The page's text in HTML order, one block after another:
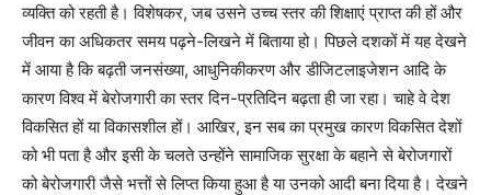
व्यक्ति को रहती है। विशेषकर, जब उसने उच्च स्तर की शिक्षाएं प्राप्त की हों और
जीवन का अधिकतर समय पढ़ने-लिखने में बिताया हो। पिछले दशकों में यह देखने
में आया है कि बढ़ती जनसंख्या, आधुनिकीकरण और डीजिटलाइजेशन आदि के
कारण विश्व में बेरोजगारी का स्तर दिन-प्रतिदिन बढ़ता ही जा रहा। चाहे वे देश
विकसित हों या विकासशील हों। आखिर, इन सब का प्रमुख कारण विकसित देशों
को भी पता है और इसी के चलते उन्होंने सामाजिक सुरक्षा के बहाने से बेरोजगारों
को बेरोजगारी जैसे भत्तों से लिप्त किया हुआ है या उनको आदी बना दिया है। देखने